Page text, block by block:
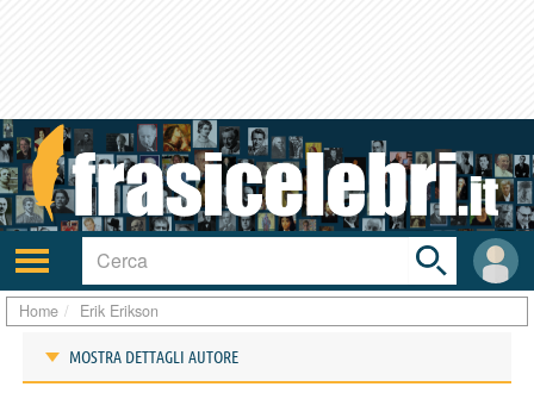
Attiva/disattiva
navigazione
User
area
Toggle
search
bar
Home Erik Erikson
MOSTRA DETTAGLI AUTORE